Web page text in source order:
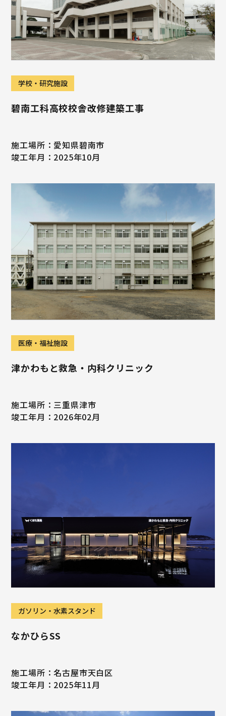
学校・研究施設
碧南工科高校校舎改修建築工事
施工場所：愛知県碧南市
竣工年月：2025年10月
医療・福祉施設
津かわもと救急・内科クリニック
施工場所：三重県津市
竣工年月：2026年02月
ガソリン・水素スタンド
なかひらSS
施工場所：名古屋市天白区
竣工年月：2025年11月